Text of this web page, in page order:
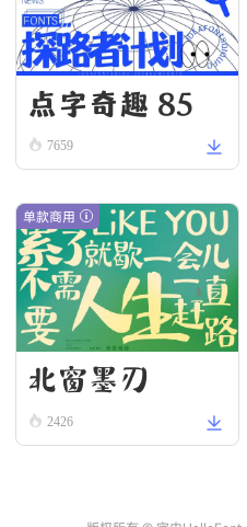
点字奇趣 85
7659
单款商用
北窗墨刃
2426